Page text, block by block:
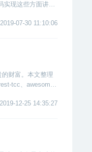
实现这些方面讲解
2019-07-30 11:10:06
财富。本文整理
tcc、awesome-
2019-12-25 14:35:27